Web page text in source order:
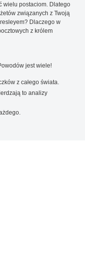
wielu postaciom. Dlatego
związanych z Twoją
Dlaczego w
z królem
jest wiele!
z całego świata.
to analizy